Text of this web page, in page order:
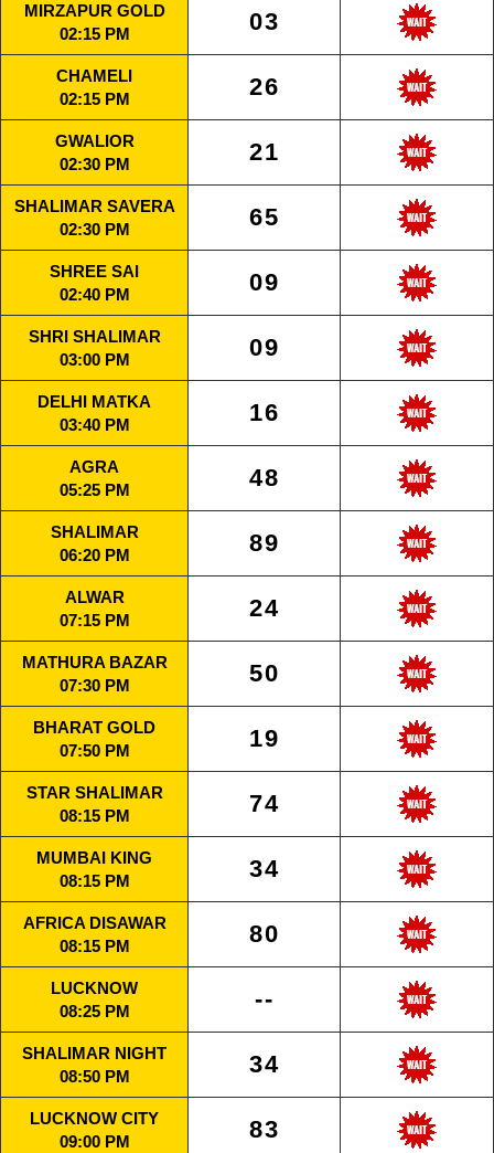
MIRZAPUR GOLD
02:15 PM
03
CHAMELI
02:15 PM
26
GWALIOR
02:30 PM
21
SHALIMAR SAVERA
02:30 PM
65
SHREE SAI
02:40 PM
09
SHRI SHALIMAR
03:00 PM
09
DELHI MATKA
03:40 PM
16
AGRA
05:25 PM
48
SHALIMAR
06:20 PM
89
ALWAR
07:15 PM
24
MATHURA BAZAR
07:30 PM
50
BHARAT GOLD
07:50 PM
19
STAR SHALIMAR
08:15 PM
74
MUMBAI KING
08:15 PM
34
AFRICA DISAWAR
08:15 PM
80
LUCKNOW
08:25 PM
--
SHALIMAR NIGHT
08:50 PM
34
LUCKNOW CITY
09:00 PM
83